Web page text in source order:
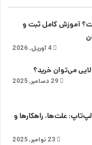
آموزش کامل ثبت و
4 آوریل, 2026
می‌توان خرید؟‌
29 دسامبر, 2025
علت‌ها، راهکارها و
23 نوامبر, 2025